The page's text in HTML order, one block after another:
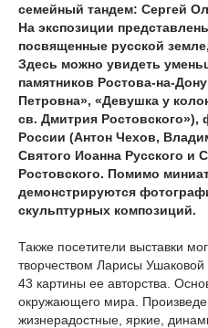
семейный тандем: Сергей
На экспозиции
посвященные русской
Здесь можно увидеть
памятников Ростова-на-
Петровна», «Девушка у
св. Дмитрия
России (Антон Чехов,
Святого Иоанна Русского и
Ростовского. Помимо
демонстрируются
скульптурных композиций.
Также посетители выставки
творчеством Ларисы
43 картины ее авторства.
окружающего мира.
жизнерадостные, яркие,